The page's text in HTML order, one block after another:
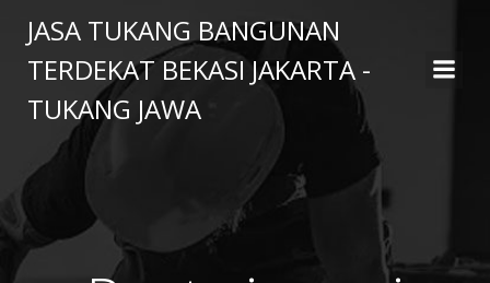
to
content
JASA TUKANG BANGUNAN
TERDEKAT BEKASI JAKARTA -
TUKANG JAWA